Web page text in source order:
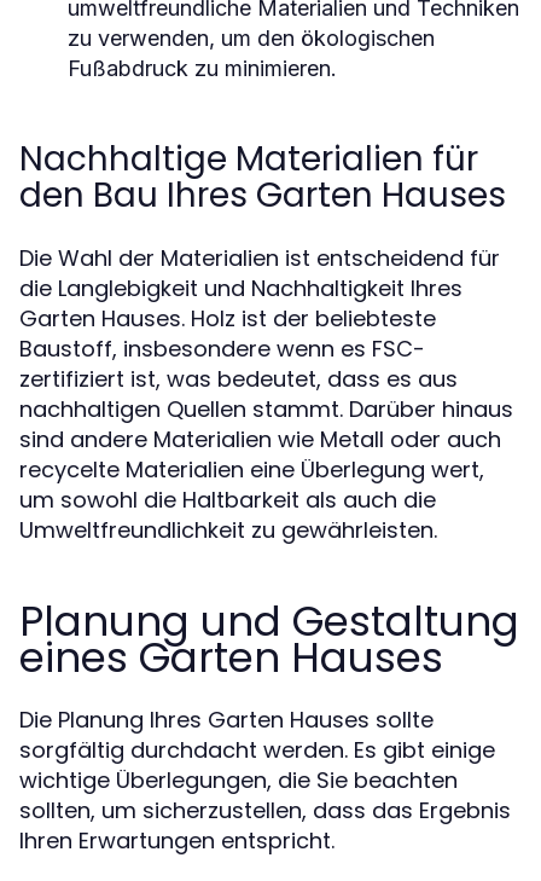
umweltfreundliche Materialien und Techniken
zu verwenden, um den ökologischen
Fußabdruck zu minimieren.
Nachhaltige Materialien für
den Bau Ihres Garten Hauses
Die Wahl der Materialien ist entscheidend für
die Langlebigkeit und Nachhaltigkeit Ihres
Garten Hauses. Holz ist der beliebteste
Baustoff, insbesondere wenn es FSC-
zertifiziert ist, was bedeutet, dass es aus
nachhaltigen Quellen stammt. Darüber hinaus
sind andere Materialien wie Metall oder auch
recycelte Materialien eine Überlegung wert,
um sowohl die Haltbarkeit als auch die
Umweltfreundlichkeit zu gewährleisten.
Planung und Gestaltung
eines Garten Hauses
Die Planung Ihres Garten Hauses sollte
sorgfältig durchdacht werden. Es gibt einige
wichtige Überlegungen, die Sie beachten
sollten, um sicherzustellen, dass das Ergebnis
Ihren Erwartungen entspricht.